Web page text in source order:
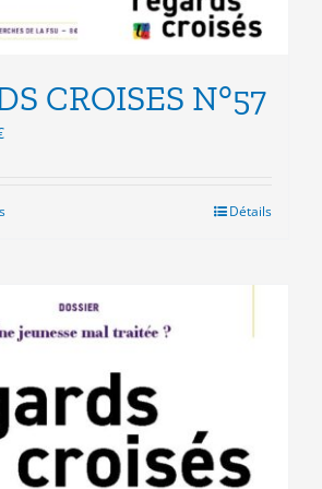
CROISES N°57
Ce
variations.
Les
être
choisies
sur
Détails